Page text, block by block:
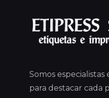
Somos
para destacar cada